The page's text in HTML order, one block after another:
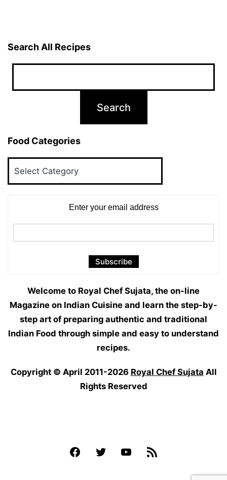
Search All Recipes
Food Categories
Enter your email address
Welcome to Royal Chef Sujata, the on-line
Magazine on Indian Cuisine and learn the step-by-
step art of preparing authentic and traditional
Indian Food through simple and easy to understand
recipes.
Copyright © April 2011-2026 Royal Chef Sujata All
Rights Reserved
FacebookTwitter YouTube